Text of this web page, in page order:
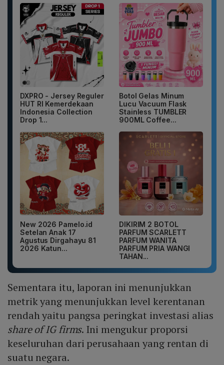
DXPRO - Jersey Reguler
HUT RI Kemerdekaan
Indonesia Collection
Drop 1...
Botol Gelas Minum
Lucu Vacuum Flask
Stainless TUMBLER
900ML Coffee...
New 2026 Pamelo.id
Setelan Anak 17
Agustus Dirgahayu 81
2026 Katun...
DIKIRIM 2 BOTOL
PARFUM SCARLETT
PARFUM WANITA
PARFUM PRIA WANGI
TAHAN...
Sementara itu, laporan ini menunjukkan
metrik yang menunjukkan level kerentanan
rendah yaitu pangsa peringkat investasi alias
share of IG firms. Ini mengukur proporsi
keseluruhan dari perusahaan yang rentan di
suatu negara.